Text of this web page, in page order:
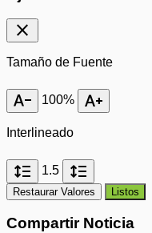
close
Tamaño de Fuente
text_decrease 100% text_increase
Interlineado
format_line_spacing 1.5 format_line_spacing
Restaurar Valores Listos
Compartir Noticia